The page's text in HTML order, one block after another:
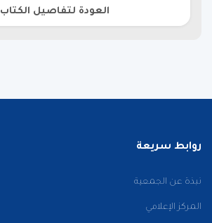
العودة لتفاصيل الكتاب
روابط سريعة
نبذة عن الجمعية
المركز الإعلامي